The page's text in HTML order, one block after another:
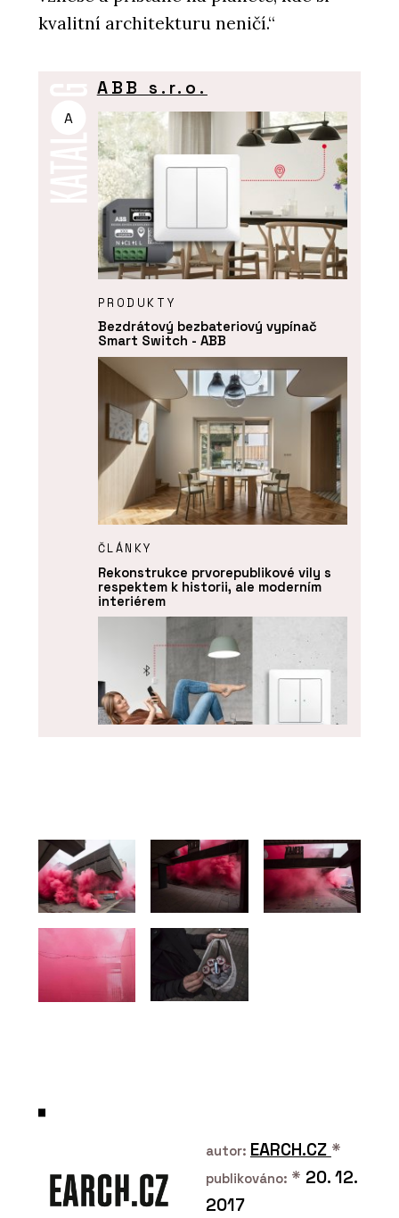
kvalitní architekturu neničí.“
A
ABB s.r.o.
PRODUKTY
Bezdrátový bezbateriový vypínač
Smart Switch - ABB
ČLÁNKY
Rekonstrukce prvorepublikové vily s
respektem k historii, ale moderním
interiérem
Energy (BLE) - ABB
autor: EARCH.CZ *
publikováno: * 20. 12.
2017